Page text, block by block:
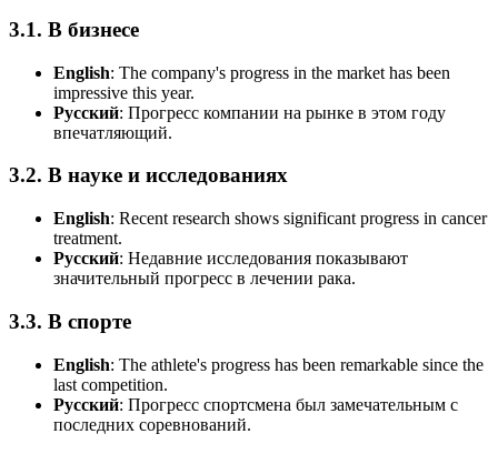
3.1. В бизнесе
English: The company's progress in the market has been
impressive this year.
Русский: Прогресс компании на рынке в этом году
впечатляющий.
3.2. В науке и исследованиях
English: Recent research shows significant progress in cancer
treatment.
Русский: Недавние исследования показывают
значительный прогресс в лечении рака.
3.3. В спорте
English: The athlete's progress has been remarkable since the
last competition.
Русский: Прогресс спортсмена был замечательным с
последних соревнований.